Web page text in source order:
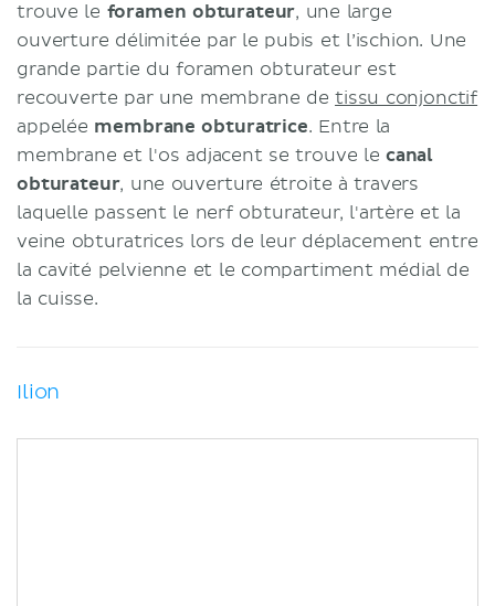
trouve le foramen obturateur, une large
ouverture délimitée par le pubis et l’ischion. Une
grande partie du foramen obturateur est
recouverte par une membrane detissu conjonctif
appelée membrane obturatrice. Entre la
membrane et l'os adjacent se trouve le canal
obturateur, une ouverture étroite à travers
laquelle passent le nerf obturateur, l'artère et la
veine obturatrices lors de leur déplacement entre
la cavité pelvienne et le compartiment médial de
la cuisse.
Ilion